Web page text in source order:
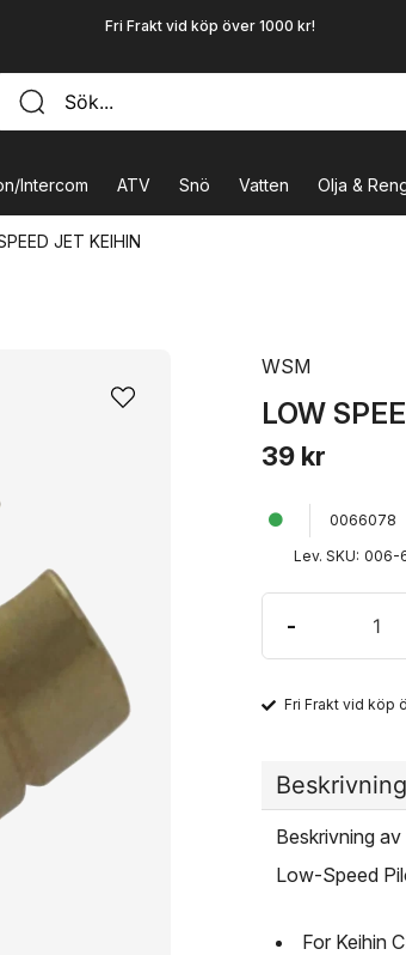
Fri Frakt vid köp över 1000 kr!
Intercom ATV Snö Vatten Olja &
JET KEIHIN
WSM
LOW
39 kr
0066078
Lev. SKU: 006-
-
Fri Frakt vid köp
Beskrivning
Beskrivning
Low-Speed
For Keihin